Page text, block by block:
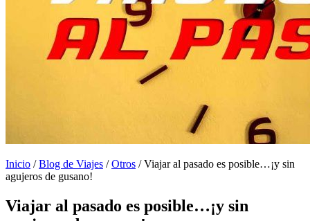
Inicio /Blog de Viajes /Otros /Viajar al pasado es posible…¡y sin
agujeros de gusano!
Viajar al pasado es posible…¡y sin